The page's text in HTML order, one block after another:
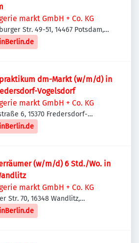
markt GmbH + Co. KG
Str. 49-51, 14467 Potsdam,
dm-Markt (w/m/d) in
Vogelsdorf
markt GmbH + Co. KG
6, 15370 Fredersdorf-
Deutschland
(w/m/d) 6 Std./Wo. in
markt GmbH + Co. KG
Str. 70, 16348 Wandlitz,